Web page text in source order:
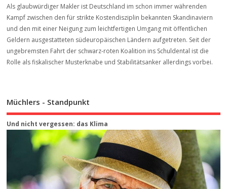
Als glaubwürdiger Makler ist Deutschland im schon immer währenden
Kampf zwischen den für strikte Kostendisziplin bekannten Skandinaviern
und den mit einer Neigung zum leichtfertigen Umgang mit öffentlichen
Geldern ausgestatteten südeuropäischen Ländern aufgetreten. Seit der
ungebremsten Fahrt der schwarz-roten Koalition ins Schuldental ist die
Rolle als fiskalischer Musterknabe und Stabilitätsanker allerdings vorbei.
Müchlers - Standpunkt
Und nicht vergessen: das Klima